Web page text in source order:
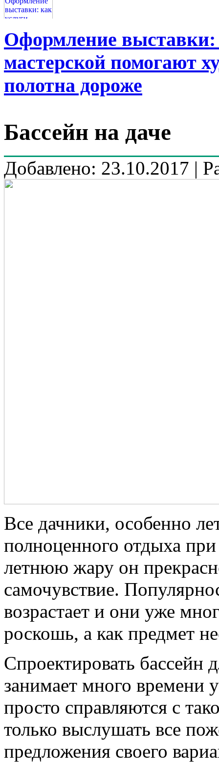
Оформление выставки:
мастерской помогают
полотна дороже
Бассейн на даче
Добавлено: 23.10.2017 |
Все дачники, особенно
полноценного отдыха
летнюю жару он
самочувствие.
возрастает и они уже
роскошь, а как предмет
Спроектировать бассейн
занимает много времени
просто справляются с
только выслушать все
предложения своего